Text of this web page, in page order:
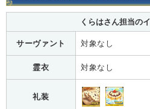
くらはさん担当の
サーヴァント 対象なし
霊衣 対象なし
礼装